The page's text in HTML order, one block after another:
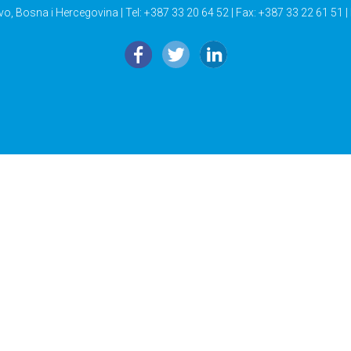
Bosna i Hercegovina | Tel: +387 33 20 64 52 | Fax: +387 33 22 61 51 |